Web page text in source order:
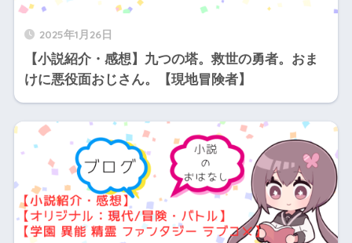
2025年1月26日
【小説紹介・感想】九つの塔。救世の勇者。おま
けに悪役面おじさん。【現地冒険者】